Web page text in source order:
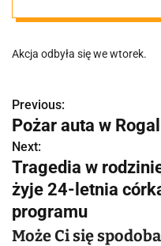
Jest
Akcja odbyła się we wtorek.
N
a
w
i
g
Previous:
Pożar auta w
Next:
Tragedia w
żyje 24-letnia
programu
Może Ci się